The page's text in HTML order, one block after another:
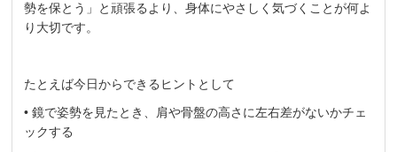
勢を保とう」と頑張るより、身体にやさしく気づくことが何よ
り大切です。
たとえば今日からできるヒントとして
• 鏡で姿勢を見たとき、肩や骨盤の高さに左右差がないかチェ
ックする